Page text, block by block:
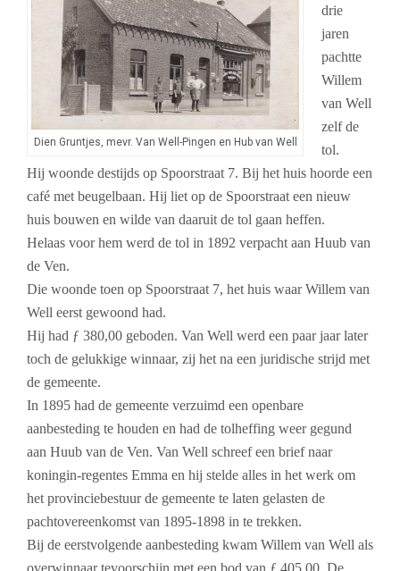
Dien Gruntjes, mevr. Van Well-Pingen en Hub van Well
drie
jaren
pachtte
Willem
van Well
zelf de
tol.
Hij woonde destijds op Spoorstraat 7. Bij het huis hoorde een
café met beugelbaan. Hij liet op de Spoorstraat een nieuw
huis bouwen en wilde van daaruit de tol gaan heffen.
Helaas voor hem werd de tol in 1892 verpacht aan Huub van
de Ven.
Die woonde toen op Spoorstraat 7, het huis waar Willem van
Well eerst gewoond had.
Hij had ƒ 380,00 geboden. Van Well werd een paar jaar later
toch de gelukkige winnaar, zij het na een juridische strijd met
de gemeente.
In 1895 had de gemeente verzuimd een openbare
aanbesteding te houden en had de tolheffing weer gegund
aan Huub van de Ven. Van Well schreef een brief naar
koningin-regentes Emma en hij stelde alles in het werk om
het provinciebestuur de gemeente te laten gelasten de
pachtovereenkomst van 1895-1898 in te trekken.
Bij de eerstvolgende aanbesteding kwam Willem van Well als
overwinnaar tevoorschijn met een bod van ƒ 405,00. De